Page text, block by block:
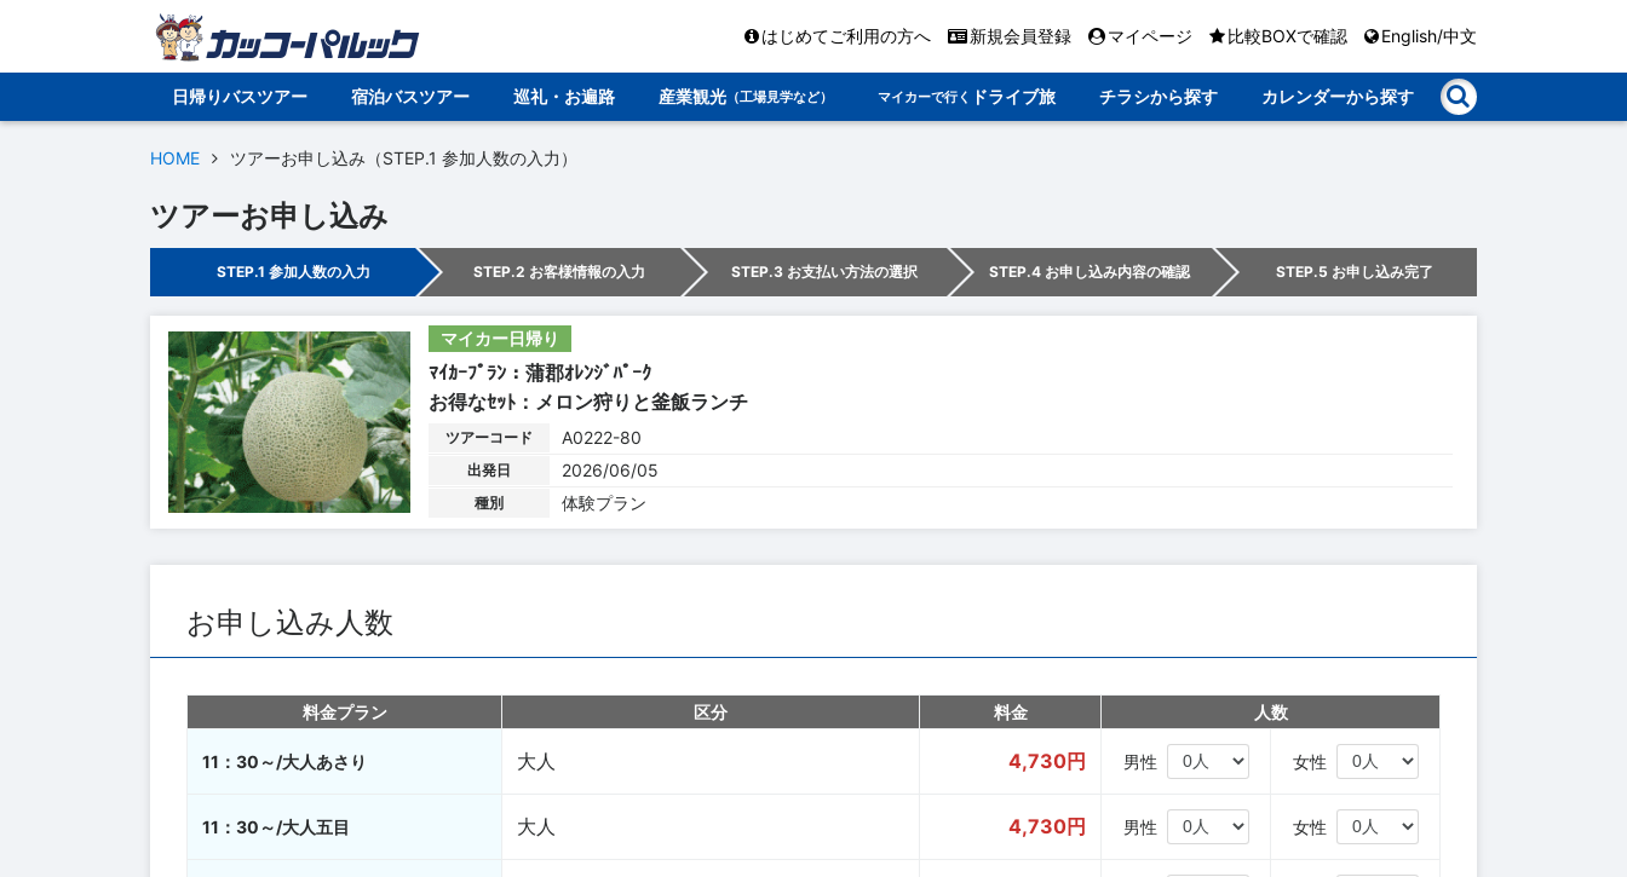
はじめてご利用の方へ 新規会員登録 マイページ 比較BOXで確認 English/中文
日帰りバスツアー 宿泊バスツアー 巡礼・お遍路 産業観光 （工場見学など） マイカーで行く ドライブ旅 チラシから探す カレンダーから探す
HOME ツアーお申し込み（STEP.1 参加人数の入力）
ツアーお申し込み
STEP.1 参加人数の入力 STEP.2 お客様情報の入力 STEP.3 お支払い方法の選択 STEP.4 お申し込み内容の確認 STEP.5 お申し込み完了
マイカー日帰り
ﾏｲｶｰﾌﾟﾗﾝ：蒲郡ｵﾚﾝｼﾞﾊﾟｰｸ
お得なｾｯﾄ：メロン狩りと釜飯ランチ
ツアーコード A0222-80
出発日 2026/06/05
種別 体験プラン
お申し込み人数
料金プラン 区分 料金 人数
11：30～/大人あさり 大人 4,730円 男性 女性
11：30～/大人五目 大人 4,730円 男性 女性